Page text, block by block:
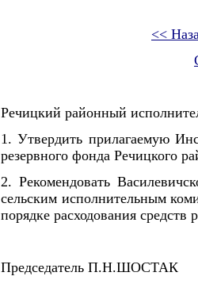
<<
Речицкий районный
1. Утвердить прилагаемую
резервного фонда Речицкого
2. Рекомендовать
сельским исполнительным
порядке расходования средств
Председатель П.Н.ШОСТАК